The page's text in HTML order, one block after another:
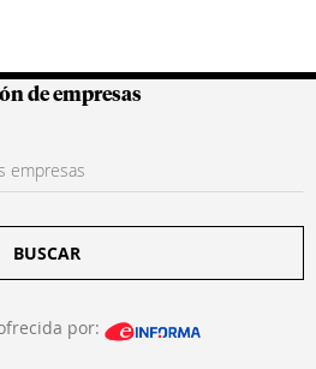
Colombianas
de empresas
BUSCAR
por: